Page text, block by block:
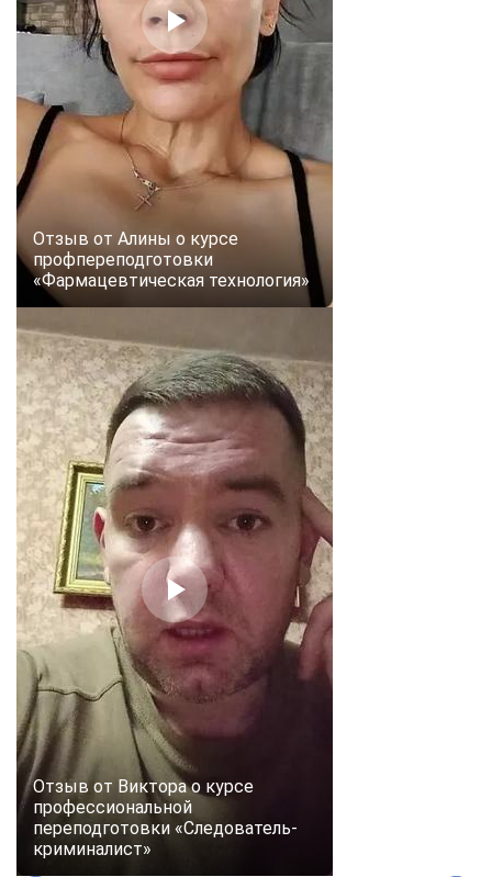
Отзыв от Алины о курсе
профпереподготовки
«Фармацевтическая технология»
Отзыв от Виктора о курсе
профессиональной
переподготовки «Следователь-
криминалист»